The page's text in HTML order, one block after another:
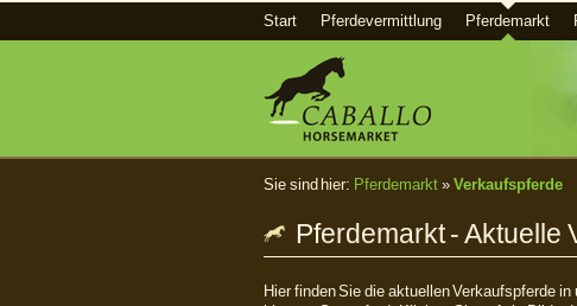
Start Pferdevermittlung Pferdemarkt
Sie sind hier: Pferdemarkt » Verkaufspferde
Pferdemarkt - Aktuelle
Hier finden Sie die aktuellen Verkaufspferde